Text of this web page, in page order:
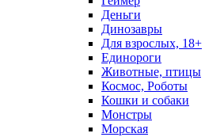
Деньги
Динозавры
Для взрослых, 18+
Единороги
Животные, птицы
Космос, Роботы
Кошки и собаки
Монстры
Морская